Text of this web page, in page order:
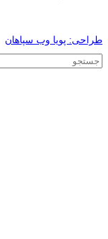
طراحی: پویا وب سپاهان